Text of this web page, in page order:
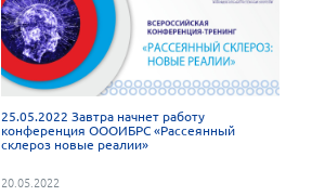
25.05.2022 Завтра начнет работу
конференция ОООИБРС «Рассеянный
склероз новые реалии»
20.05.2022